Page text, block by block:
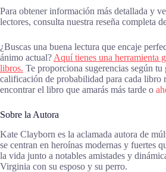
Para obtener información más detallada y
lectores, consulta nuestra reseña completa
¿Buscas una buena lectura que encaje
ánimo actual? Aquí tienes una herramienta
libros. Te proporciona sugerencias según tu
calificación de probabilidad para cada libro
encontrar el libro que amarás más tarde o
Sobre la Autora
Kate Clayborn es la aclamada autora de
se centran en heroínas modernas y fuertes
la vida junto a notables amistades y
Virginia con su esposo y su perro.